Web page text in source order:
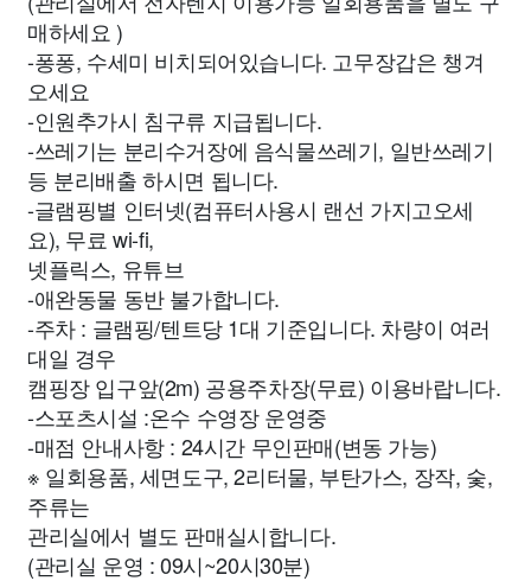
매하세요 )
-퐁퐁, 수세미 비치되어있습니다. 고무장갑은 챙겨
오세요
-인원추가시 침구류 지급됩니다.
-쓰레기는 분리수거장에 음식물쓰레기, 일반쓰레기
등 분리배출 하시면 됩니다.
-글램핑별 인터넷(컴퓨터사용시 랜선 가지고오세
요), 무료 wi-fi,
넷플릭스, 유튜브
-애완동물 동반 불가합니다.
-주차 : 글램핑/텐트당 1대 기준입니다. 차량이 여러
대일 경우
캠핑장 입구앞(2m) 공용주차장(무료) 이용바랍니다.
-스포츠시설 :온수 수영장 운영중
-매점 안내사항 : 24시간 무인판매(변동 가능)
※ 일회용품, 세면도구, 2리터물, 부탄가스, 장작, 숯,
주류는
관리실에서 별도 판매실시합니다.
(관리실 운영 : 09시~20시30분)